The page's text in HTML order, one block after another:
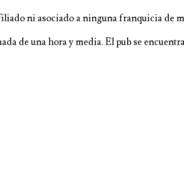
ni asociado a ninguna franquicia de
de una hora y media. El pub se